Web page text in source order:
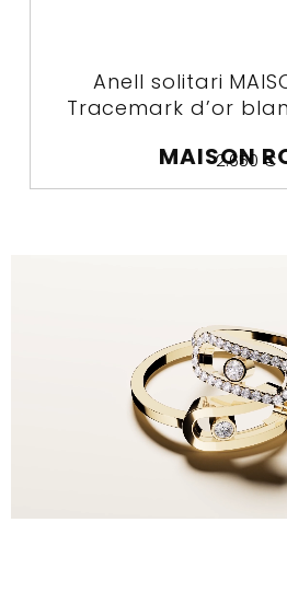
Anell solitari
Tracemark d’or
MAISON
2.650 €